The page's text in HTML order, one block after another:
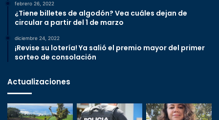
febrero 26, 2022
¿Tiene billetes de algodón? Vea cuáles dejan de
circular a partir del 1 de marzo
diciembre 24, 2022
¡Revise su lotería! Ya salió el premio mayor del primer
sorteo de consolación
Actualizaciones